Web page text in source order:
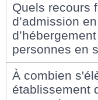
Quels recours
d’admission
personnes en
À combien
établissement